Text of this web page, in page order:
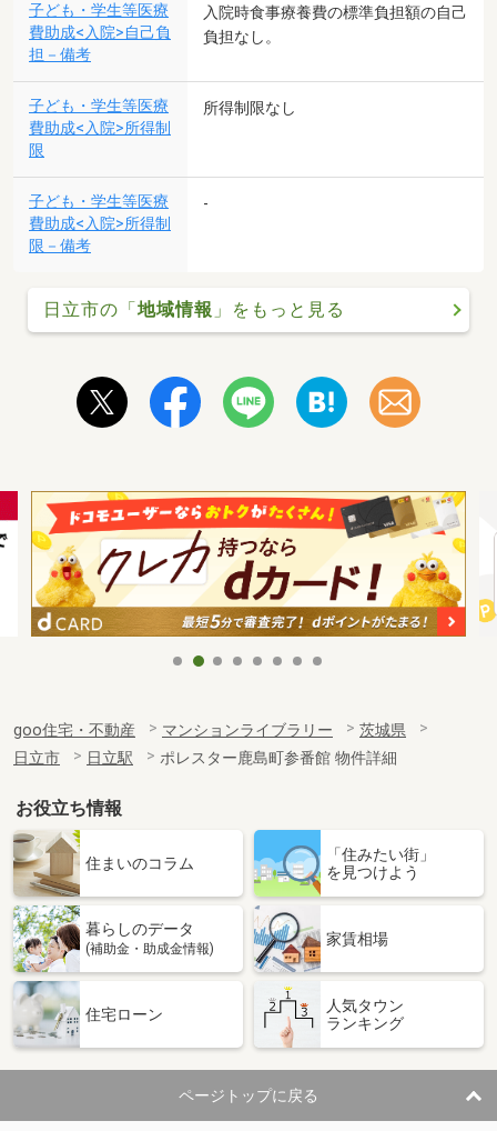
子ども・学生等医療
費助成<入院>自己負
担－備考
入院時食事療養費の標準負担額の自己
負担なし。
子ども・学生等医療
費助成<入院>所得制
限
所得制限なし
子ども・学生等医療
費助成<入院>所得制
限－備考
-
日立市の「地域情報 」をもっと見る
goo住宅・不動産 マンションライブラリー
茨城県
日立市
日立駅 ポレスター鹿島町参番館 物件詳細
お役立ち情報
住まいのコラム
「住みたい街」
を見つけよう
暮らしのデータ
(補助金・助成金情報)
家賃相場
住宅ローン
人気タウン
ランキング
ページトップに戻る